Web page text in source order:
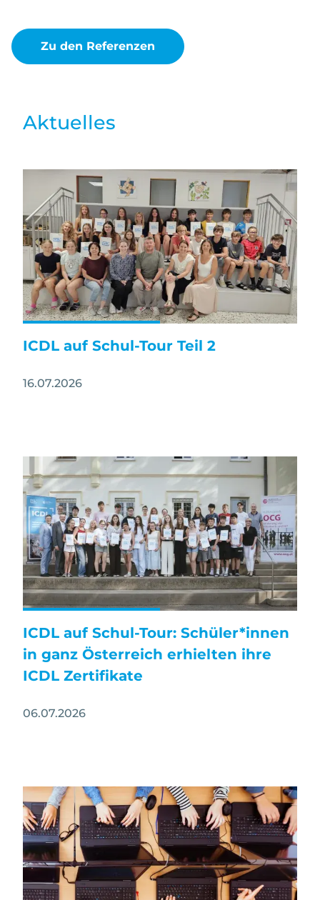
Zu den Referenzen
Aktuelles
ICDL auf Schul-Tour Teil 2
16.07.2026
Image
ICDL auf Schul-Tour: Schüler*innen
in ganz Österreich erhielten ihre
ICDL Zertifikate
06.07.2026
Image